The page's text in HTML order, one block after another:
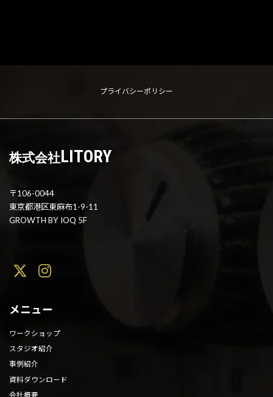
プライバシーポリシー
株式会社LITORY
〒106-0044
東京都港区東麻布1-9-11
GROWTH BY IOQ 5F
メニュー
ワークショップ
スタジオ紹介
事例紹介
資料ダウンロード
会社概要